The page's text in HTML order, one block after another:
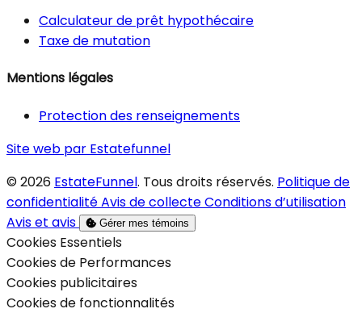
Calculateur de prêt hypothécaire
Taxe de mutation
Mentions légales
Protection des renseignements
Site web par Estatefunnel
© 2026 EstateFunnel. Tous droits réservés. Politique de
confidentialitéAvis de collecteConditions d’utilisation
Avis et avis
Gérer mes témoins
Activer
Cookies Essentiels
Activer
Cookies de Performances
Activer
Cookies publicitaires
Activer
Cookies de fonctionnalités